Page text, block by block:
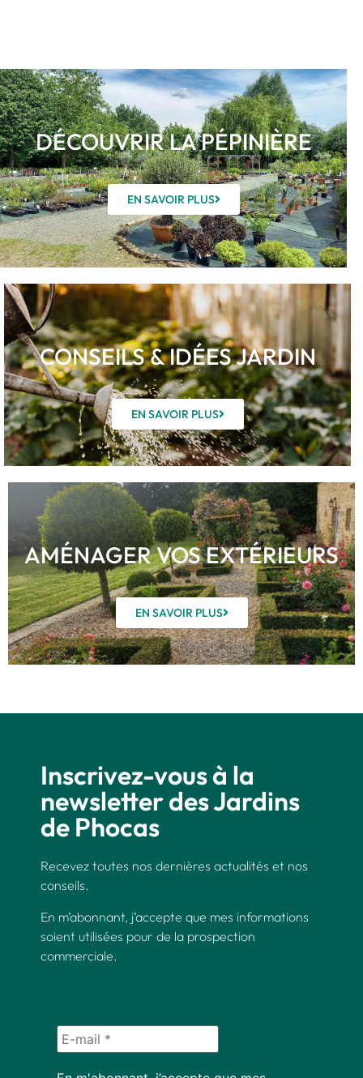
DÉCOUVRIR LA PÉPINIÈRE
EN SAVOIR PLUS
CONSEILS & IDÉES JARDIN
EN SAVOIR PLUS
AMÉNAGER VOS EXTÉRIEURS
EN SAVOIR PLUS
Inscrivez-vous à la
newsletter des Jardins
de Phocas
Recevez toutes nos dernières actualités et nos
conseils.
En m’abonnant, j’accepte que mes informations
soient utilisées pour de la prospection
commerciale.